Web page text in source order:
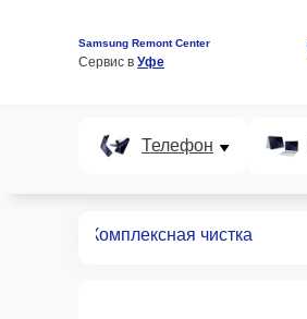
Samsung Remont Center
Сервис в Уфе
Телефон
Комплексная чистка